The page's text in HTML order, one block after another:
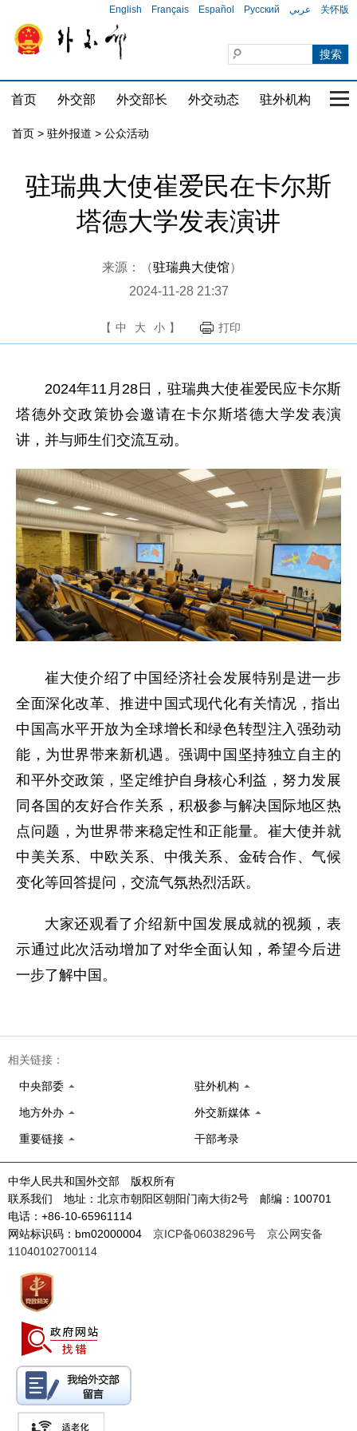
English Français Español Русский عربي 关怀版
首页 外交部 外交部长 外交动态 驻外机构 国
首页 > 驻外报道 > 公众活动
驻瑞典大使崔爱民在卡尔斯
塔德大学发表演讲
来源：（驻瑞典大使馆）
2024-11-28 21:37
【 中 大 小 】 打印
2024年11月28日，驻瑞典大使崔爱民应卡尔斯
塔德外交政策协会邀请在卡尔斯塔德大学发表演
讲，并与师生们交流互动。
崔大使介绍了中国经济社会发展特别是进一步
全面深化改革、推进中国式现代化有关情况，指出
中国高水平开放为全球增长和绿色转型注入强劲动
能，为世界带来新机遇。强调中国坚持独立自主的
和平外交政策，坚定维护自身核心利益，努力发展
同各国的友好合作关系，积极参与解决国际地区热
点问题，为世界带来稳定性和正能量。崔大使并就
中美关系、中欧关系、中俄关系、金砖合作、气候
变化等回答提问，交流气氛热烈活跃。
大家还观看了介绍新中国发展成就的视频，表
示通过此次活动增加了对华全面认知，希望今后进
一步了解中国。
相关链接：
中央部委 驻外机构
地方外办 外交新媒体
重要链接 干部考录
中华人民共和国外交部 版权所有
联系我们 地址：北京市朝阳区朝阳门南大街2号 邮编：100701
电话：+86-10-65961114
网站标识码：bm02000004 京ICP备06038296号
京公网安备
11040102700114